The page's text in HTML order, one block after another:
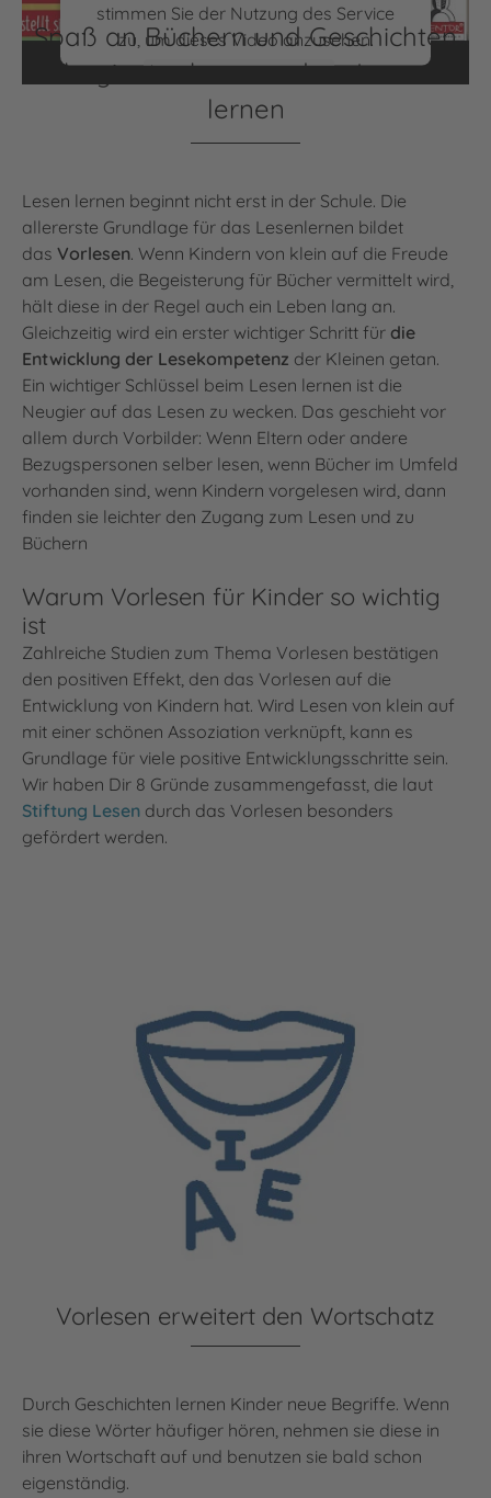
stimmen Sie der Nutzung des Service
zu, um dieses Video anzusehen.
Mehr Informationen
Management Platform
Spaß an Büchern und Geschichten
beginnt schon vor dem Lesen
lernen
Lesen lernen beginnt nicht erst in der Schule. Die
allererste Grundlage für das Lesenlernen bildet
das Vorlesen. Wenn Kindern von klein auf die Freude
am Lesen, die Begeisterung für Bücher vermittelt wird,
hält diese in der Regel auch ein Leben lang an.
Gleichzeitig wird ein erster wichtiger Schritt für die
Entwicklung der Lesekompetenz der Kleinen getan.
Ein wichtiger Schlüssel beim Lesen lernen ist die
Neugier auf das Lesen zu wecken. Das geschieht vor
allem durch Vorbilder: Wenn Eltern oder andere
Bezugspersonen selber lesen, wenn Bücher im Umfeld
vorhanden sind, wenn Kindern vorgelesen wird, dann
finden sie leichter den Zugang zum Lesen und zu
Büchern
Warum Vorlesen für Kinder so wichtig
ist
Zahlreiche Studien zum Thema Vorlesen bestätigen
den positiven Effekt, den das Vorlesen auf die
Entwicklung von Kindern hat. Wird Lesen von klein auf
mit einer schönen Assoziation verknüpft, kann es
Grundlage für viele positive Entwicklungsschritte sein.
Wir haben Dir 8 Gründe zusammengefasst, die laut
Stiftung Lesen durch das Vorlesen besonders
gefördert werden.
Vorlesen erweitert den Wortschatz
Durch Geschichten lernen Kinder neue Begriffe. Wenn
sie diese Wörter häufiger hören, nehmen sie diese in
ihren Wortschaft auf und benutzen sie bald schon
eigenständig.